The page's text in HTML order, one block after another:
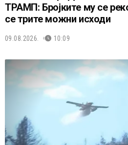
ТРАМП: Бројките му се
се трите можни исходи
09.08.2026. 10:09